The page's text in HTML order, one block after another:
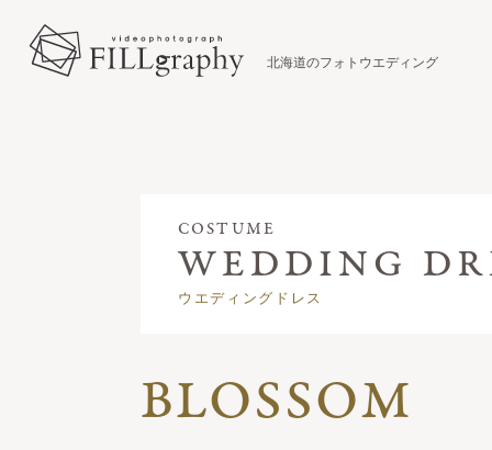
北海道のフォトウエディング
COSTUME
ウエディングドレス
BLOSSOM